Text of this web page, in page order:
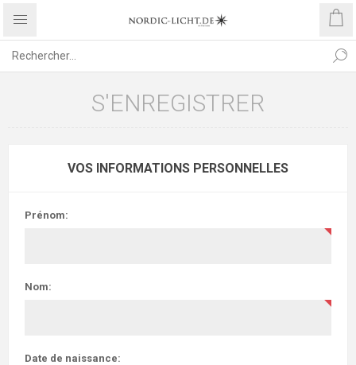
S'ENREGISTRER
VOS INFORMATIONS PERSONNELLES
Prénom:
Nom:
Date de naissance: